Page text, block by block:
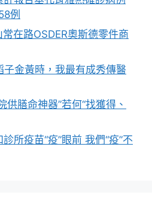
例
在路OSDER奧斯德零件商
子金黃時，我最有成秀傳醫
供膳命神器”若何“找獲得、
所疫苗“疫”眼前 我們“疫”不